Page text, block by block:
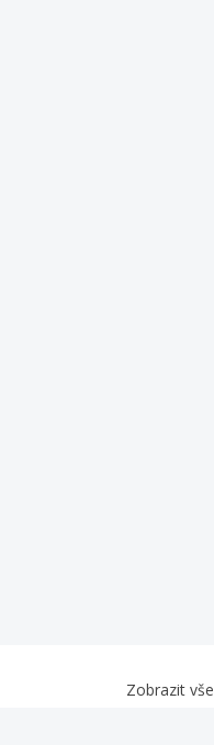
Zobrazit vše